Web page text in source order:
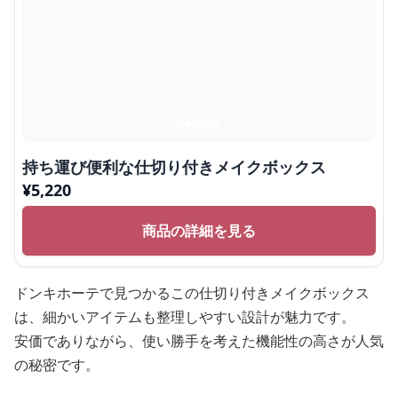
持ち運び便利な仕切り付きメイクボックス
¥5,220
商品の詳細を見る
ドンキホーテで見つかるこの仕切り付きメイクボックス
は、細かいアイテムも整理しやすい設計が魅力です。
安価でありながら、使い勝手を考えた機能性の高さが人気
の秘密です。